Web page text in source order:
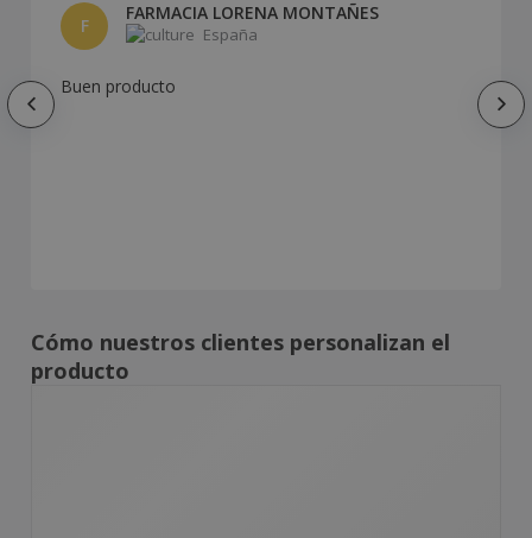
F
FARMACIA LORENA MONTAÑES
España
Buen producto
Cómo nuestros clientes personalizan el
producto